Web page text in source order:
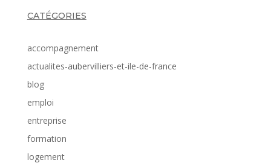
CATÉGORIES
accompagnement
actualites-aubervilliers-et-ile-de-france
blog
emploi
entreprise
formation
logement